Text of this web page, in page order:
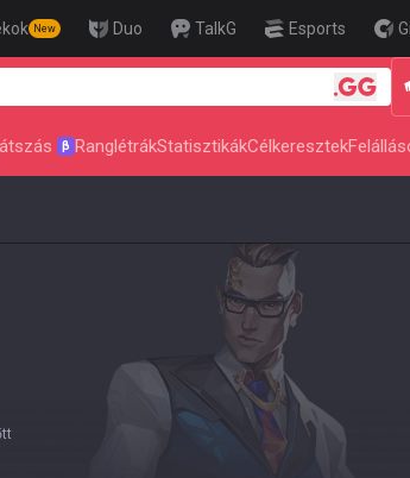
New Duo TalkG Esports
🎯 Level Up
β RanglétrákStatisztikákCélkeresztek